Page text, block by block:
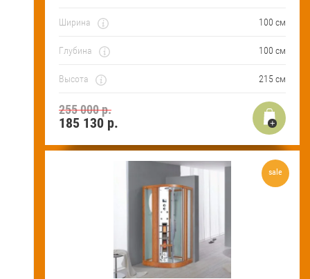
Ширина 100 см
Глубина 100 см
Высота 215 см
255 000 р.
185 130р.
sale